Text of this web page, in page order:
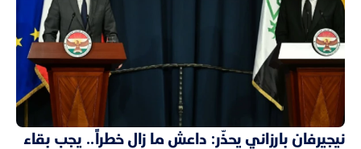
نيجيرفان بارزاني يحذّر: داعش ما زال خطراً.. يجب بقاء